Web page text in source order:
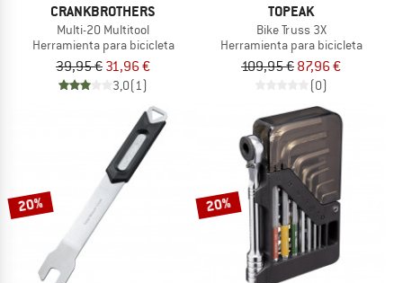
CRANKBROTHERS
Multi-20 Multitool
Herramienta para bicicleta
39,95 € 31,96 €
3,0(1)
TOPEAK
Bike Truss 3X
Herramienta para bicicleta
109,95 € 87,96 €
(0)
20% 20%